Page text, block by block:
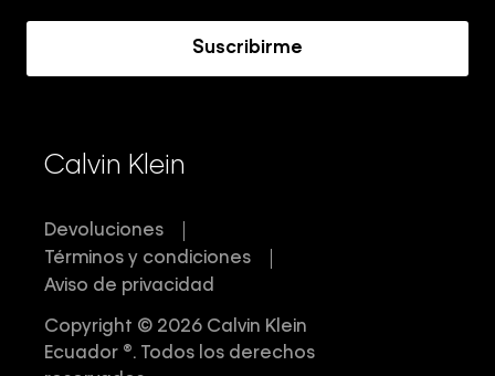
Suscribirme
Calvin Klein
Devoluciones
Términos y condiciones
Aviso de privacidad
Copyright © 2026 Calvin Klein
Ecuador ®. Todos los derechos